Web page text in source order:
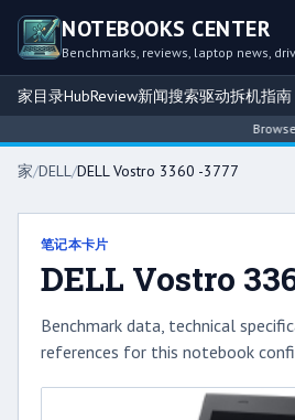
NOTEBOOKS CENTER
Benchmarks, reviews, laptop news,
家目录HubReview新闻搜索驱动拆机指南
家/DELL/DELL Vostro 3360 -3777
笔记本卡片
DELL Vostro
Benchmark data, technical
references for this notebook